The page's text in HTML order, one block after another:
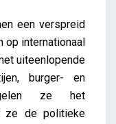
een verspreid
op internationaal
uiteenlopende
burger- en
ze het
ze de politieke